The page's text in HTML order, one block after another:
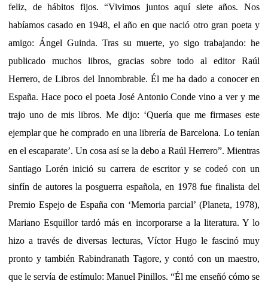
feliz, de hábitos fijos. “Vivimos juntos aquí siete años. Nos
habíamos casado en 1948, el año en que nació otro gran poeta y
amigo: Ángel Guinda. Tras su muerte, yo sigo trabajando: he
publicado muchos libros, gracias sobre todo al editor Raúl
Herrero, de Libros del Innombrable. Él me ha dado a conocer en
España. Hace poco el poeta José Antonio Conde vino a ver y me
trajo uno de mis libros. Me dijo: ‘Quería que me firmases este
ejemplar que he comprado en una librería de Barcelona. Lo tenían
en el escaparate’. Un cosa así se la debo a Raúl Herrero”. Mientras
Santiago Lorén inició su carrera de escritor y se codeó con un
sinfín de autores la posguerra española, en 1978 fue finalista del
Premio Espejo de España con ‘Memoria parcial’ (Planeta, 1978),
Mariano Esquillor tardó más en incorporarse a la literatura. Y lo
hizo a través de diversas lecturas, Víctor Hugo le fascinó muy
pronto y también Rabindranath Tagore, y contó con un maestro,
que le servía de estímulo: Manuel Pinillos. “Él me enseñó cómo se